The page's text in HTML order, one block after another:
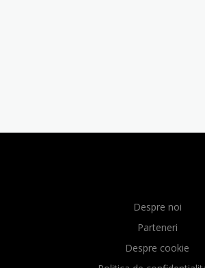
Despre noi
Parteneri
Despre cookie